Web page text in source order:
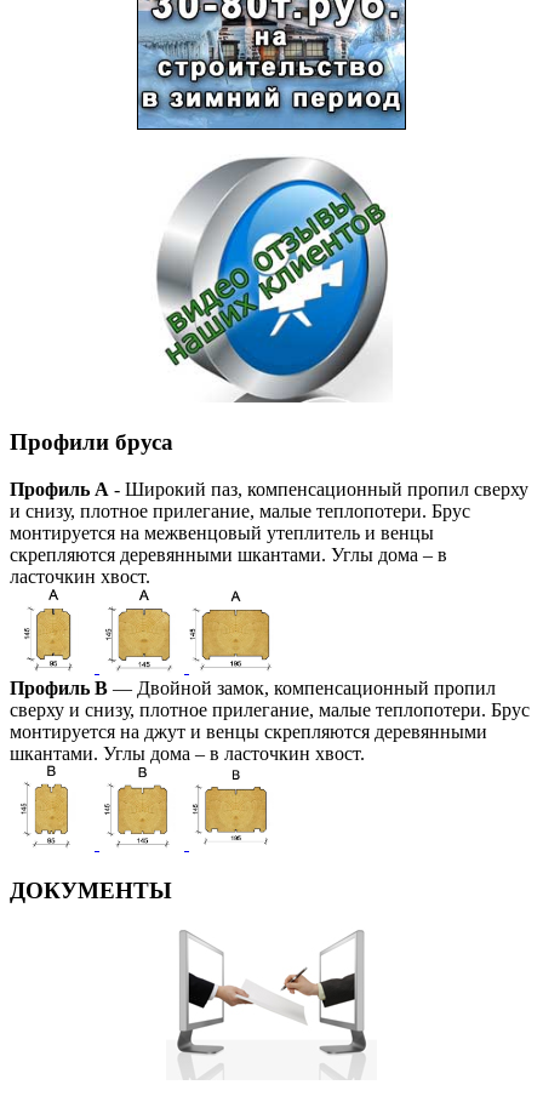
Профили бруса
Профиль А - Широкий паз, компенсационный пропил сверху
и снизу, плотное прилегание, малые теплопотери. Брус
монтируется на межвенцовый утеплитель и венцы
скрепляются деревянными шкантами. Углы дома – в
ласточкин хвост.
Профиль В — Двойной замок, компенсационный пропил
сверху и снизу, плотное прилегание, малые теплопотери. Брус
монтируется на джут и венцы скрепляются деревянными
шкантами. Углы дома – в ласточкин хвост.
ДОКУМЕНТЫ